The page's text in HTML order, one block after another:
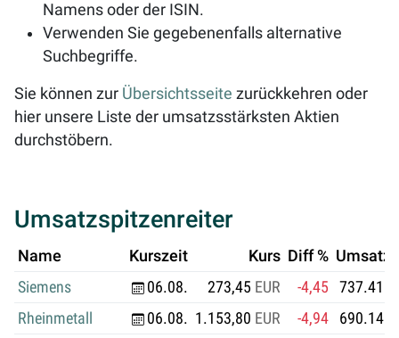
Namens oder der ISIN.
Verwenden Sie gegebenenfalls alternative
Suchbegriffe.
Sie können zur Übersichtsseite zurückkehren oder
hier unsere Liste der umsatzsstärksten Aktien
durchstöbern.
Umsatzspitzenreiter
Name Kurszeit Kurs Diff % Umsatz
Siemens
06.08. 273,45 EUR -4,45
Rheinmetall
06.08. 1.153,80 EUR -4,94